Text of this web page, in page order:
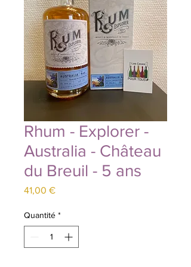
Rhum - Explorer -
Australia - Château
du Breuil - 5 ans
41,00 €Prix
Quantité *